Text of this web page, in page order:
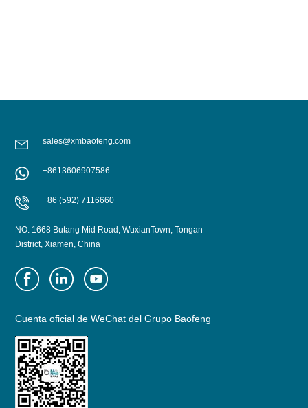
sales@xmbaofeng.com
+8613606907586
+86 (592) 7116660
NO. 1668 Butang Mid Road, WuxianTown, Tongan
District, Xiamen, China
Cuenta oficial de WeChat del Grupo Baofeng